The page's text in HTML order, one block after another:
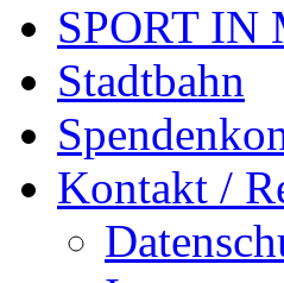
SPORT IN
Stadtbahn
Kontakt /